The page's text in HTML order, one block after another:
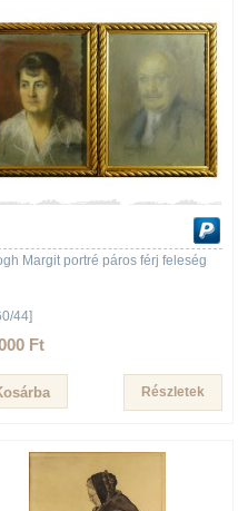
Margit portré páros férj feleség
44]
Ft
Részletek